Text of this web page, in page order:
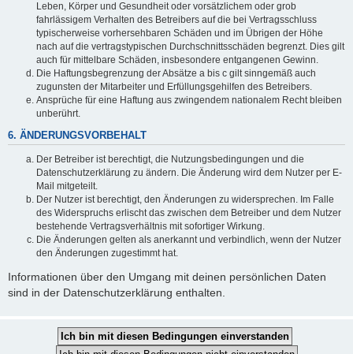
Leben, Körper und Gesundheit oder vorsätzlichem oder grob
fahrlässigem Verhalten des Betreibers auf die bei Vertragsschluss
typischerweise vorhersehbaren Schäden und im Übrigen der Höhe
nach auf die vertragstypischen Durchschnittsschäden begrenzt. Dies gilt
auch für mittelbare Schäden, insbesondere entgangenen Gewinn.
Die Haftungsbegrenzung der Absätze a bis c gilt sinngemäß auch
zugunsten der Mitarbeiter und Erfüllungsgehilfen des Betreibers.
Ansprüche für eine Haftung aus zwingendem nationalem Recht bleiben
unberührt.
6. ÄNDERUNGSVORBEHALT
Der Betreiber ist berechtigt, die Nutzungsbedingungen und die
Datenschutzerklärung zu ändern. Die Änderung wird dem Nutzer per E-
Mail mitgeteilt.
Der Nutzer ist berechtigt, den Änderungen zu widersprechen. Im Falle
des Widerspruchs erlischt das zwischen dem Betreiber und dem Nutzer
bestehende Vertragsverhältnis mit sofortiger Wirkung.
Die Änderungen gelten als anerkannt und verbindlich, wenn der Nutzer
den Änderungen zugestimmt hat.
Informationen über den Umgang mit deinen persönlichen Daten
sind in der Datenschutzerklärung enthalten.